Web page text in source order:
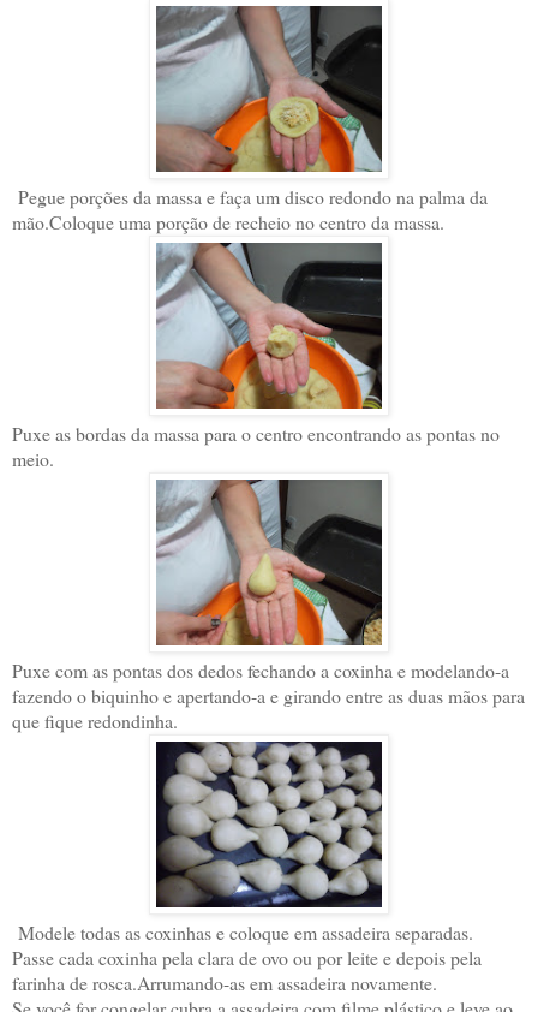
Pegue porções da massa e faça um disco redondo na palma da
mão.Coloque uma porção de recheio no centro da massa.
Puxe as bordas da massa para o centro encontrando as pontas no
meio.
Puxe com as pontas dos dedos fechando a coxinha e modelando-a
fazendo o biquinho e apertando-a e girando entre as duas mãos para
que fique redondinha.
Modele todas as coxinhas e coloque em assadeira separadas.
Passe cada coxinha pela clara de ovo ou por leite e depois pela
farinha de rosca.Arrumando-as em assadeira novamente.